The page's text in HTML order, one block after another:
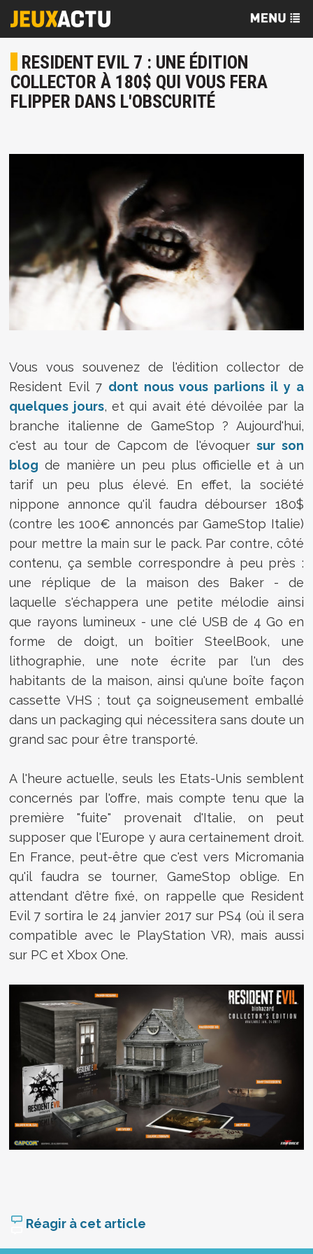
RESIDENT EVIL 7 : UNE ÉDITION
COLLECTOR À 180$ QUI VOUS FERA
FLIPPER DANS L'OBSCURITÉ
Vous vous souvenez de l'édition collector de
Resident Evil 7 dont nous vous parlions il y a
quelques jours, et qui avait été dévoilée par la
branche italienne de GameStop ? Aujourd'hui,
c'est au tour de Capcom de l'évoquersur son
blog de manière un peu plus officielle et à un
tarif un peu plus élevé. En effet, la société
nippone annonce qu'il faudra débourser 180$
(contre les 100€ annoncés par GameStop Italie)
pour mettre la main sur le pack. Par contre, côté
contenu, ça semble correspondre à peu près :
une réplique de la maison des Baker - de
laquelle s'échappera une petite mélodie ainsi
que rayons lumineux - une clé USB de 4 Go en
forme de doigt, un boîtier SteelBook, une
lithographie, une note écrite par l'un des
habitants de la maison, ainsi qu'une boîte façon
cassette VHS ; tout ça soigneusement emballé
dans un packaging qui nécessitera sans doute un
grand sac pour être transporté.
A l'heure actuelle, seuls les Etats-Unis semblent
concernés par l'offre, mais compte tenu que la
première "fuite" provenait d'Italie, on peut
supposer que l'Europe y aura certainement droit.
En France, peut-être que c'est vers Micromania
qu'il faudra se tourner, GameStop oblige. En
attendant d'être fixé, on rappelle que Resident
Evil 7 sortira le 24 janvier 2017 sur PS4 (où il sera
compatible avec le PlayStation VR), mais aussi
sur PC et Xbox One.
Réagir à cet article